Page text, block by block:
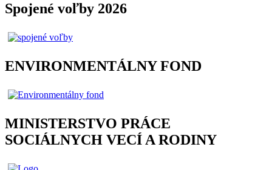
Spojené voľby 2026
ENVIRONMENTÁLNY FOND
MINISTERSTVO PRÁCE
SOCIÁLNYCH VECÍ A RODINY